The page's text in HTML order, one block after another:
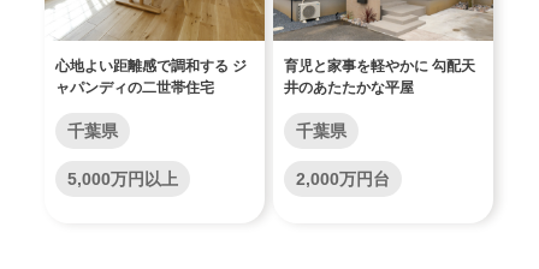
心地よい距離感で調和する ジ
ャパンディの二世帯住宅
千葉県
5,000万円以上
育児と家事を軽やかに 勾配天
井のあたたかな平屋
千葉県
2,000万円台